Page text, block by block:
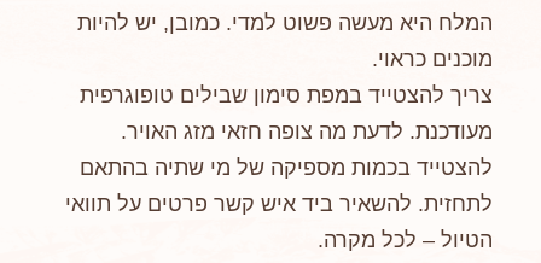
המלח היא מעשה פשוט למדי. כמובן, יש להיות
מוכנים כראוי.
צריך להצטייד במפת סימון שבילים טופוגרפית
מעודכנת. לדעת מה צופה חזאי מזג האויר.
להצטייד בכמות מספיקה של מי שתיה בהתאם
לתחזית. להשאיר ביד איש קשר פרטים על תוואי
הטיול – לכל מקרה.